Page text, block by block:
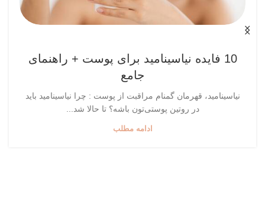
10 فایده نیاسینامید برای پوست + راهنمای
جامع
نیاسینامید، قهرمان گمنام مراقبت از پوست : چرا نیاسینامید باید
در روتین پوستی‌تون باشه؟ تا حالا شد...
ادامه مطلب